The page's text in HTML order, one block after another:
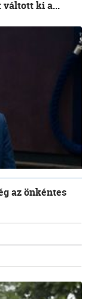
váltott ki a...
az önkéntes